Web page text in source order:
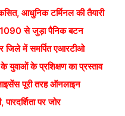
आधुनिक टर्मिनल की तैयारी
1090 से जुड़ा पैनिक बटन
जिले में समर्पित एआरटीओ
के युवाओं के प्रशिक्षण का प्रस्ताव
पूरी तरह ऑनलाइन
पर जोर